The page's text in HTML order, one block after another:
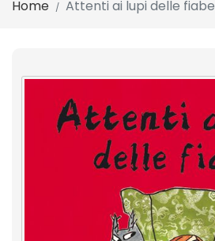
Home Attenti ai lupi delle fiabe